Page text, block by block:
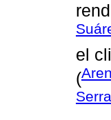
el
(